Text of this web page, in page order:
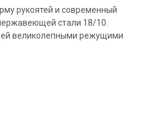
рукоятей и современный
стали 18/10.
великолепными режущими